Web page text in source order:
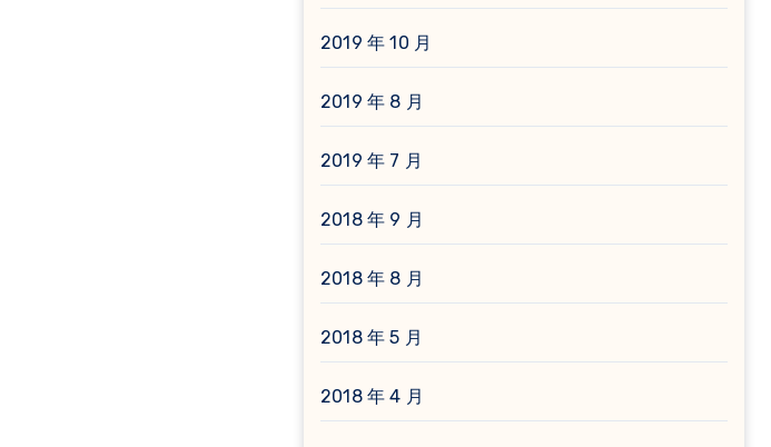
2019 年 10 月
2019 年 8 月
2019 年 7 月
2018 年 9 月
2018 年 8 月
2018 年 5 月
2018 年 4 月